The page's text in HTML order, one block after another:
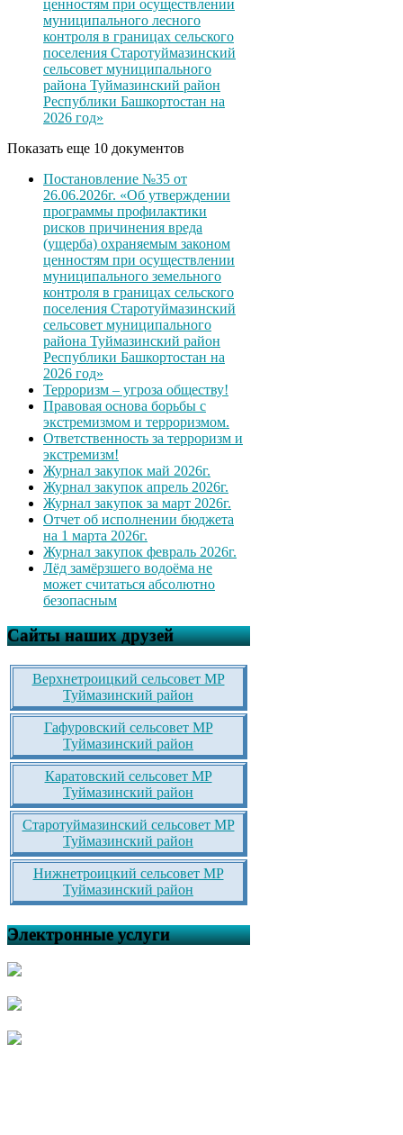
ценностям при осуществлении
муниципального лесного
контроля в границах сельского
поселения Старотуймазинский
сельсовет муниципального
района Туймазинский район
Республики Башкортостан на
2026 год»
Показать еще 10 документов
Постановление №35 от
26.06.2026г. «Об утверждении
программы профилактики
рисков причинения вреда
(ущерба) охраняемым законом
ценностям при осуществлении
муниципального земельного
контроля в границах сельского
поселения Старотуймазинский
сельсовет муниципального
района Туймазинский район
Республики Башкортостан на
2026 год»
Терроризм – угроза обществу!
Правовая основа борьбы с
экстремизмом и терроризмом.
Ответственность за терроризм и
экстремизм!
Журнал закупок май 2026г.
Журнал закупок апрель 2026г.
Журнал закупок за март 2026г.
Отчет об исполнении бюджета
на 1 марта 2026г.
Журнал закупок февраль 2026г.
Лёд замёрзшего водоёма не
может считаться абсолютно
безопасным
Сайты наших друзей
Верхнетроицкий сельсовет МР
Туймазинский район
Гафуровский сельсовет МР
Туймазинский район
Каратовский сельсовет МР
Туймазинский район
Старотуймазинский сельсовет МР
Туймазинский район
Нижнетроицкий сельсовет МР
Туймазинский район
Электронные услуги